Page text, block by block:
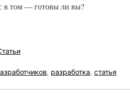
в том — готовы ли вы?
, разработка, статья